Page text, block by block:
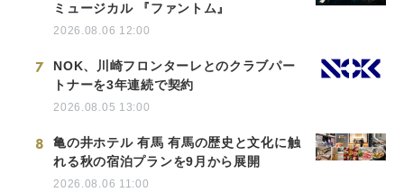
ミュージカル 『ファントム』
2026.08.06 12:00
7
NOK、川崎フロンターレとのクラブパー
トナーを3年連続で契約
2026.08.05 13:00
8
亀の井ホテル 有馬 有馬の歴史と文化に触
れる秋の宿泊プランを9月から展開
2026.08.06 11:00